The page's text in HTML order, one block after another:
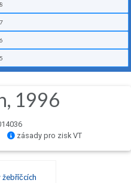
1996
zásady pro zisk VT